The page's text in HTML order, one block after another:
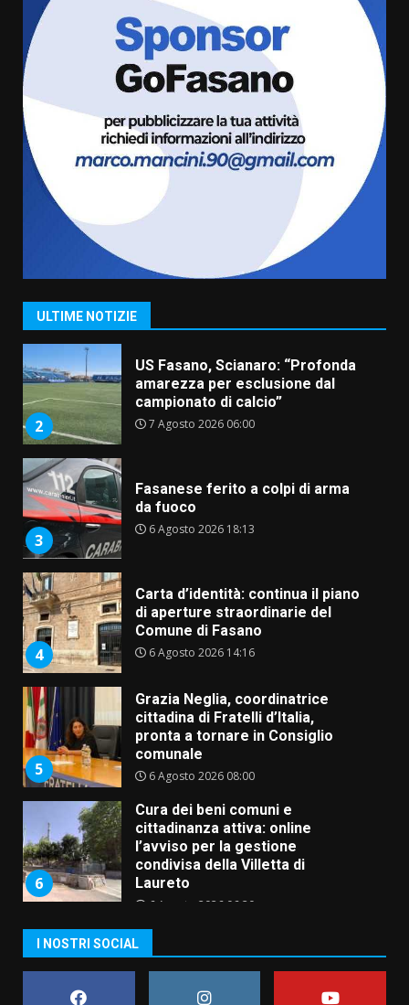
ULTIME NOTIZIE
Cura dei beni comuni e
cittadinanza attiva: online
l’avviso per la gestione
condivisa della Villetta di
Laureto
La magia del Minareto e la prima
assoluta de “L’Albergo
Belvedere. Il rapimento”
6 Agosto 2026 06:15
1
“I Contestatori: Musica di
Rivoluzione”: nuovo
appuntamento con “Fasano in
2
US Fasano, Scianaro: “Profonda
amarezza per esclusione dal
campionato di calcio”
7 Agosto 2026 06:00
3
Fasanese ferito a colpi di arma
da fuoco
6 Agosto 2026 18:13
4
Carta d’identità: continua il piano
di aperture straordinarie del
Comune di Fasano
6 Agosto 2026 14:16
5
Grazia Neglia, coordinatrice
cittadina di Fratelli d’Italia,
pronta a tornare in Consiglio
comunale
6 Agosto 2026 08:00
6
Cura dei beni comuni e
cittadinanza attiva: online
l’avviso per la gestione
condivisa della Villetta di
Laureto
6 Agosto 2026 06:20
assoluta de “L’Albergo
Belvedere. Il rapimento”
6 Agosto 2026 06:15
I NOSTRI SOCIAL